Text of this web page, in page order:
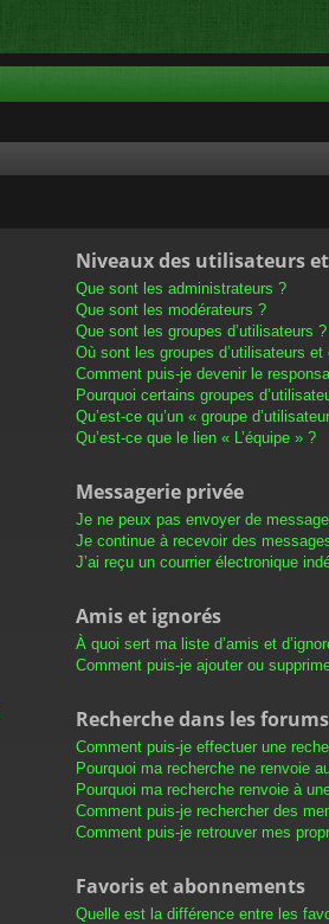
Niveaux des utilisateurs
Que sont les administrateurs ?
Que sont les modérateurs ?
Que sont les groupes d’utilisateurs ?
Où sont les groupes d’utilisateurs
Comment puis-je devenir le
Pourquoi certains groupes
Qu’est-ce qu’un « groupe
Qu’est-ce que le lien « L’équipe » ?
Messagerie privée
Je ne peux pas envoyer de
Je continue à recevoir des
J’ai reçu un courrier électronique
Amis et ignorés
À quoi sert ma liste d’amis et
Comment puis-je ajouter ou
Recherche dans les forums
Comment puis-je effectuer une
Pourquoi ma recherche ne renvoie
Pourquoi ma recherche renvoie à
Comment puis-je rechercher des
Comment puis-je retrouver mes
Favoris et abonnements
Quelle est la différence entre les